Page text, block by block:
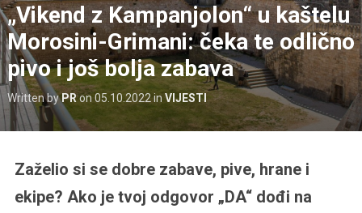
„Vikend z Kampanjolon“ u kaštelu
Morosini-Grimani: čeka te odlično
pivo i još bolja zabava
Written byPRon 05.10.2022in VIJESTI
Zaželio si se dobre zabave, pive, hrane i
ekipe? Ako je tvoj odgovor „DA“ dođi na